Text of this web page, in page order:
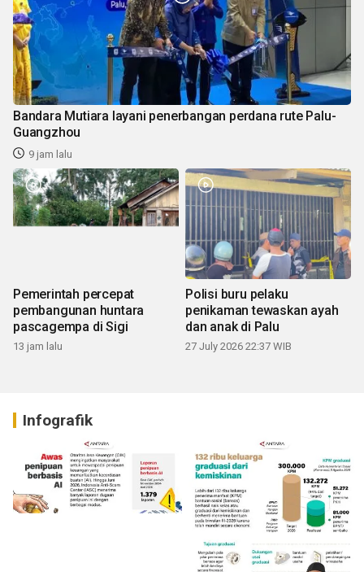
Bandara Mutiara layani penerbangan perdana rute Palu-
Guangzhou
9 jam lalu
Pemerintah percepat
pembangunan huntara
pascagempa di Sigi
13 jam lalu
Polisi buru pelaku
penikaman tewaskan ayah
dan anak di Palu
27 July 2026 22:37 WIB
Infografik